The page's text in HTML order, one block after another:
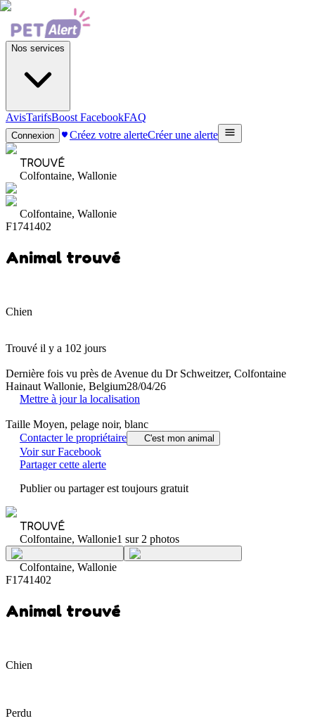
Nos services
AvisTarifsBoost FacebookFAQ
Connexion Créez votre alerteCréer une alerte
TROUVÉ
Colfontaine, Wallonie
Colfontaine, Wallonie
F1741402
Animal trouvé
Chien
Trouvé il y a 102 jours
Dernière fois vu près de Avenue du Dr Schweitzer, Colfontaine
Hainaut Wallonie, Belgium28/04/26
Mettre à jour la localisation
Taille Moyen, pelage noir, blanc
Contacter le propriétaire
C'est mon animal
Voir sur Facebook
Partager cette alerte
Publier ou partager est toujours gratuit
TROUVÉ
Colfontaine, Wallonie1 sur 2 photos
Colfontaine, Wallonie
F1741402
Animal trouvé
Chien
Perdu